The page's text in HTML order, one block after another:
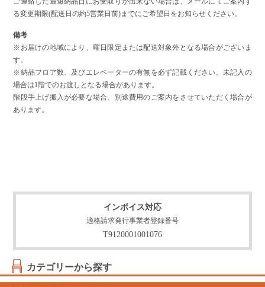
る変更期限(配送日の約5営業日前)までにご希望日をお知らせください。
備考
※お届けの地域により、曜日限定または配送対象外となる場合がございま
す。
※納品フロア数、及びエレベーターの有無を必ず記載ください。未記入の
場合は1階でのお渡しとなる場合があります。
階段手上げ搬入が必要な場合、別途費用のご案内をさせていただく場合が
あります。
インボイス対応
適格請求発行事業者登録番号
T9120001001076
カテゴリーから探す